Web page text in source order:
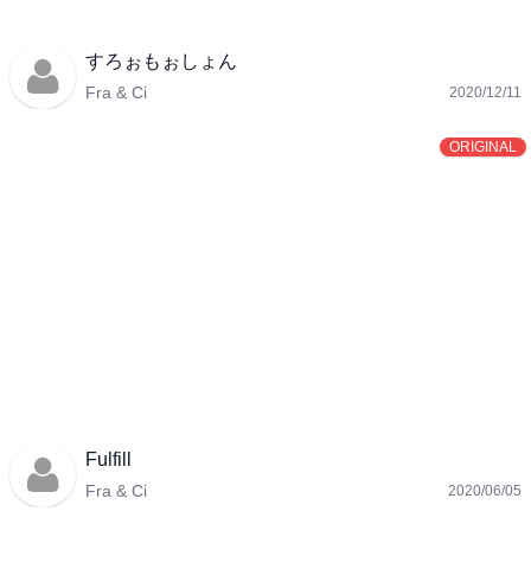
すろぉもぉしょん
Fra & Ci 2020/12/11
ORIGINAL
Fulfill
Fra & Ci 2020/06/05